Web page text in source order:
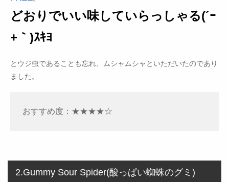
どおりでいい味していらっしゃる(´ｰ
+｀)ｽｷﾖ
とウジ虫であることも忘れ、ムシャムシャといただいたのであり
ました。
おすすめ度：★★★★☆
2.Gummy Sour Spider(酸っぱい蜘蛛のグミ)